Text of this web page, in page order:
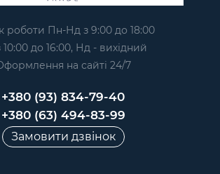
роботи Пн-Нд з 9:00 до 18:00
10:00 до 16:00, Нд - вихідний
на сайтi 24/7
+380 (93) 834-79-40
+380 (63) 494-83-99
Замовити дзвінок